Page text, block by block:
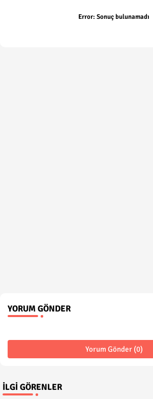
Error: Sonuç bulunamadı
YORUM GÖNDER
Yorum Gönder (0)
İLGI GÖRENLER